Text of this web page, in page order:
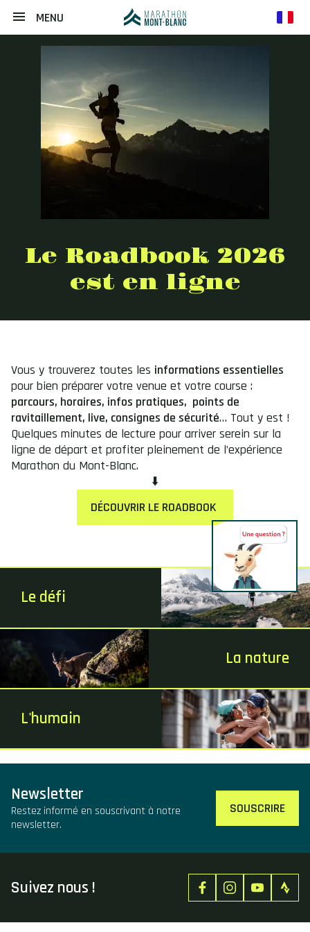
MENU fr
Le Roadbook 2026
est en ligne
Vous y trouverez toutes les informations essentielles
pour bien préparer votre venue et votre course :
parcours, horaires, infos pratiques, points de
ravitaillement, live, consignes de sécurité… Tout y est !
Quelques minutes de lecture pour arriver serein sur la
ligne de départ et profiter pleinement de l’expérience
Marathon du Mont-Blanc.
⬇️
DÉCOUVRIR LE ROADBOOK
Le défi
La nature
L'humain
Newsletter
Restez informé en souscrivant à notre
newsletter.
SOUSCRIRE
Suivez nous !